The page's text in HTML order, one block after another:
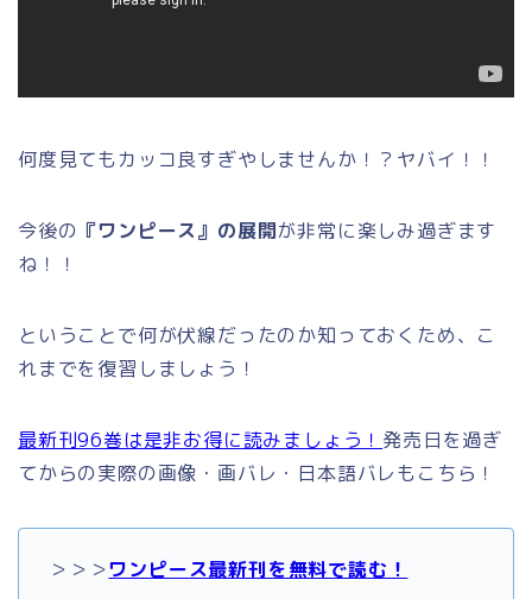
何度見てもカッコ良すぎやしませんか！？ヤバイ！！
今後の 『ワンピース』の展開が非常に楽しみ過ぎます
ね！！
ということで何が伏線だったのか知っておくため、こ
れまでを復習しましょう！
最新刊96巻は是非お得に読みましょう！ 発売日を過ぎ
てからの実際の画像・画バレ・日本語バレもこちら！
＞＞＞ワンピース最新刊を無料で読む！